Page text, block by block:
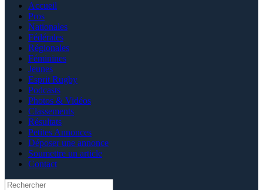
Accueil
Pros
Nationales
Fédérales
Régionales
Féminines
Jeunes
Esprit Rugby
Podcasts
Photos & Vidéos
Classements
Résultats
Petites Annonces
Déposer une annonce
Soumettre un article
Contact